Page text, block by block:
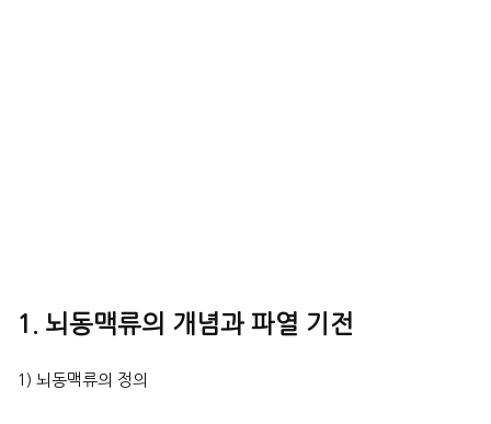
1. 뇌동맥류의 개념과 파열 기전
1) 뇌동맥류의 정의